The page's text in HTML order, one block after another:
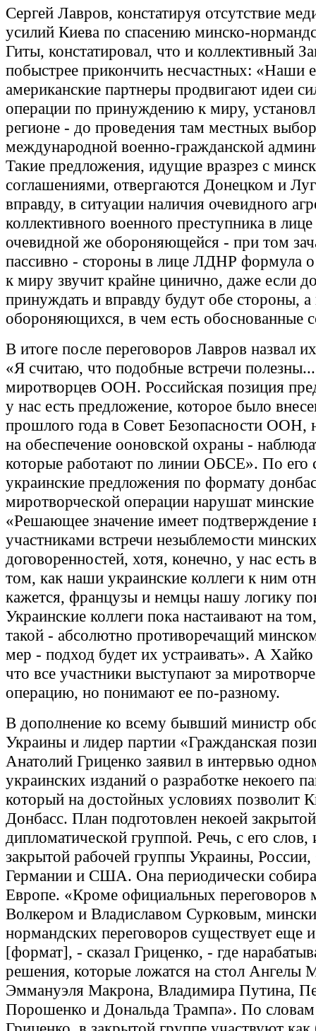
Сергей Лавров, констатируя отсутствие
усилий Киева по спасению минско-
Гиты, констатировал, что и коллективный
побыстрее прикончить несчастных: «Наши
американские партнеры продвигают идеи
операции по принуждению к миру,
регионе - до проведения там местных
международной военно-гражданской
Такие предложения, идущие вразрез с
соглашениями, отвергаются Донецком и
вправду, в ситуации наличия очевидного
коллективного военного преступника в
очевидной же обороняющейся - при том
пассивно - стороны в лице ЛДНР формула
к миру звучит крайне цинично, даже если
принуждать и вправду будут обе стороны, а
обороняющихся, в чем есть обоснованные
В итоге после переговоров Лавров назвал
«Я считаю, что подобные встречи
миротворцев ООН. Российская позиция
у нас есть предложение, которое было
прошлого года в Совет Безопасности ООН,
на обеспечение ооновской охраны -
которые работают по линии ОБСЕ». По его
украинские предложения по формату
миротворческой операции нарушат
«Решающее значение имеет подтверждение
участниками встречи незыблемости
договоренностей, хотя, конечно, у нас есть
том, как наши украинские коллеги к ним
кажется, французы и немцы нашу логику
Украинские коллеги пока настаивают на
такой - абсолютно противоречащий
мер - подход будет их устраивать». А
что все участники выступают за
операцию, но понимают ее по-разному.
В дополнение ко всему бывший министр
Украины и лидер партии «Гражданская
Анатолий Гриценко заявил в интервью
украинских изданий о разработке некоего
который на достойных условиях позволит
Донбасс. План подготовлен некоей закрытой
дипломатической группой. Речь, с его слов,
закрытой рабочей группы Украины,
Германии и США. Она периодически
Европе. «Кроме официальных
Волкером и Владиславом Сурковым,
нормандских переговоров существует еще
[формат], - сказал Гриценко, - где
решения, которые ложатся на стол Ангелы
Эммануэля Макрона, Владимира Путина,
Порошенко и Дональда Трампа». По